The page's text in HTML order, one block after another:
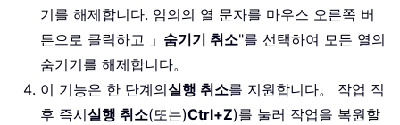
기를 해제합니다. 임의의 열 문자를 마우스 오른쪽 버
튼으로 클릭하고 」 숨기기 취소"를 선택하여 모든 열의
숨기기를 해제합니다。
이 기능은 한 단계의실행 취소를 지원합니다。 작업 직
후 즉시실행 취소(또는)Ctrl+Z)를 눌러 작업을 복원할